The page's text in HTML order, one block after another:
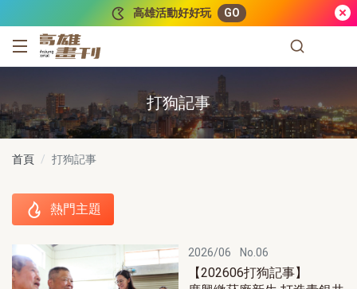
高雄活動好好玩 GO
高雄畫刊
打狗記事
首頁 打狗記事
熱門主題
2026/06 No.06
【202606打狗記事】